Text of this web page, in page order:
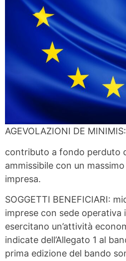
AGEVOLAZIONI DE MINIMIS:
contributo a fondo perduto
ammissibile con un
impresa.
SOGGETTI BENEFICIARI:
imprese con sede operativa
esercitano un’attività
indicate dell’Allegato 1 al
prima edizione del bando